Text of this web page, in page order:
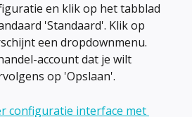
en klik op het tabblad
'Standaard'. Klik op
een dropdownmenu.
account dat je wilt
op 'Opslaan'.